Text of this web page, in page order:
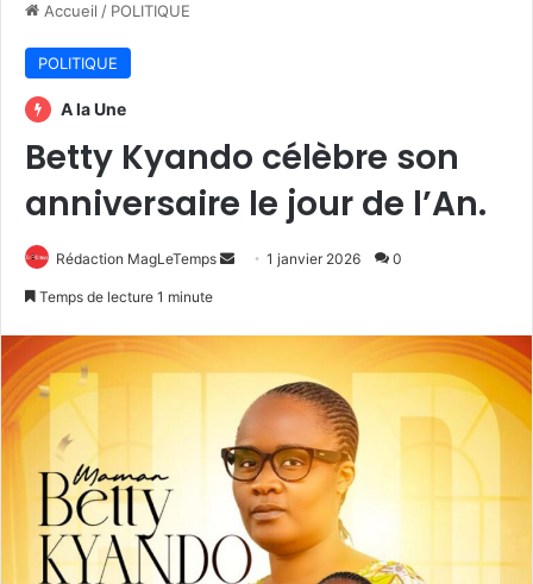
Accueil / POLITIQUE
POLITIQUE
A la Une
Betty Kyando célèbre son
anniversaire le jour de l’An.
Rédaction MagLeTemps
Envoyer1 janvier 2026 0
Temps de lecture 1 minute